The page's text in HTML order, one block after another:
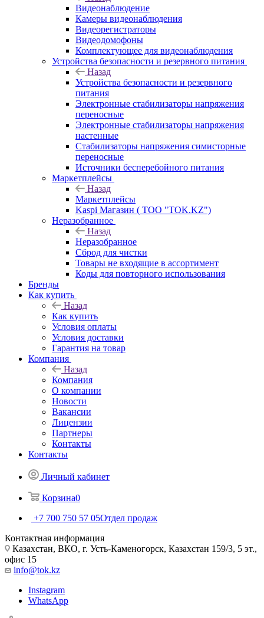
Видеонаблюдение
Камеры видеонаблюдения
Видеорегистраторы
Видеодомофоны
Комплектующее для видеонаблюдения
Устройства безопасности и резервного питания
Назад
Устройства безопасности и резервного
питания
Электронные стабилизаторы напряжения
переносные
Электронные стабилизаторы напряжения
настенные
Стабилизаторы напряжения симисторные
переносные
Источники бесперебойного питания
Маркетплейсы
Назад
Маркетплейсы
Kaspi Магазин ( ТОО "TOK.KZ")
Неразобранное
Назад
Неразобранное
Сброд для чистки
Товары не входящие в ассортимент
Коды для повторного использования
Бренды
Как купить
Назад
Как купить
Условия оплаты
Условия доставки
Гарантия на товар
Компания
Назад
Компания
О компании
Новости
Вакансии
Лицензии
Партнеры
Контакты
Контакты
Личный кабинет
Корзина0
+7 700 750 57 05Отдел продаж
Контактная информация
Казахстан, ВКО, г. Усть-Каменогорск, Казахстан 159/3, 5 эт.,
офис 15
info@tok.kz
Instagram
WhatsApp